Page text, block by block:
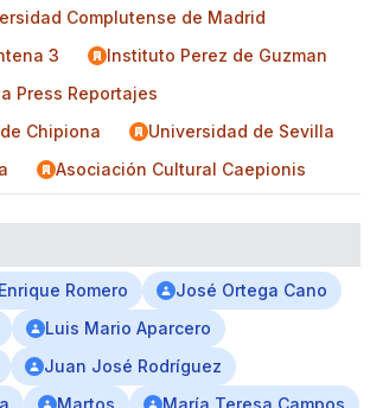
Complutense de Madrid
3
Instituto Perez de Guzman
Press Reportajes
Chipiona
Universidad de Sevilla
Asociación Cultural Caepionis
Enrique Romero
José Ortega Cano
Luis Mario Aparcero
Juan José Rodríguez
Martos
María Teresa Campos